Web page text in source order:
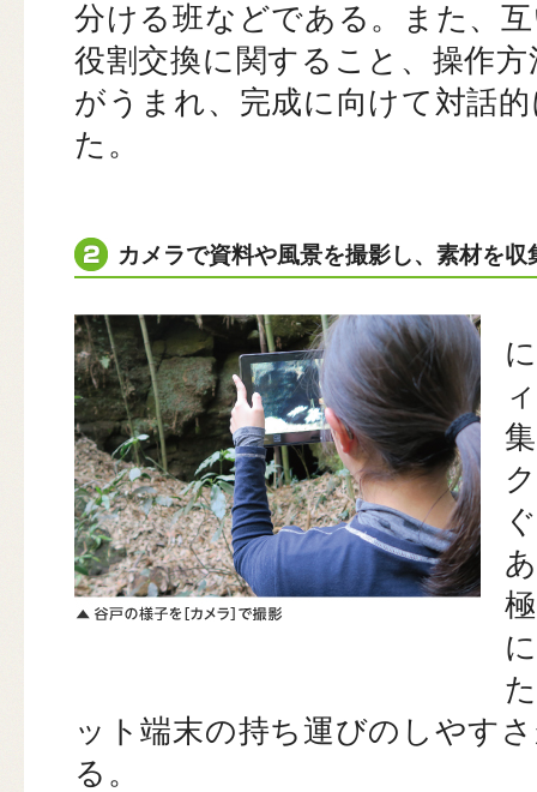
分ける班などである。また、
役割交換に関すること、操作
がうまれ、完成に向けて対話
た。
カメラで資料や風景を撮影し、素材を収
ット端末の持ち運びのしやす
る。